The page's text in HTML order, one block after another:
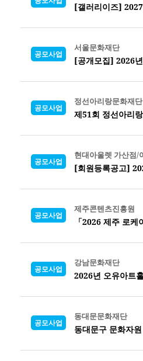
[갤러리이즈]
공모사업
서울문화재단
[공개모집] 2026
공모사업
정선아리랑문화재단
제51회 정선아리
공모사업
현대아울렛 가산점/
[회원등록공고]
공모사업
제주콘텐츠진흥원
「2026 제주 로
공모사업
강남문화재단
2026년 오유아트
공모사업
동대문문화재단
동대문구 문화자